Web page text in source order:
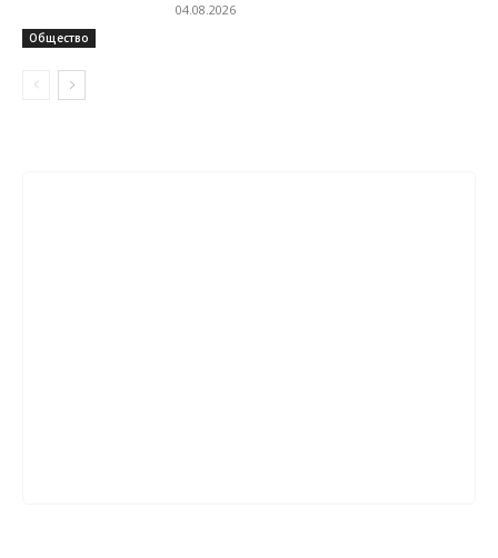
Общество
04.08.2026